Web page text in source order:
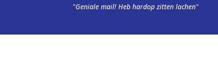
"Geniale mail! Heb hardop zitten lachen"